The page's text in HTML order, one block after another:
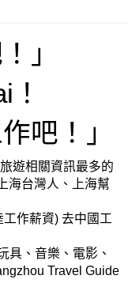
」
吧！」
遊相關資訊最多的
海台灣人、上海幫
作薪資) 去中國工
具、音樂、電影、
Travel Guide